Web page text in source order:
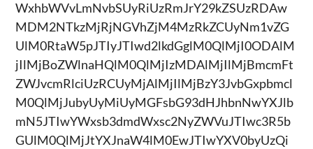
WxhbWVvLmNvbSUyRiUzRmJrY29kZSUzRDAw
MDM2NTkzMjRjNGVhZjM4MzRkZCUyNm1vZG
UlM0RtaW5pJTIyJTIwd2lkdGglM0QlMjI0ODAlM
jIlMjBoZWlnaHQlM0QlMjIzMDAlMjIlMjBmcmFt
ZWJvcmRlciUzRCUyMjAlMjIlMjBzY3JvbGxpbmcl
M0QlMjJubyUyMiUyMGFsbG93dHJhbnNwYXJlb
mN5JTIwYWxsb3dmdWxsc2NyZWVuJTIwc3R5b
GUlM0QlMjJtYXJnaW4lM0EwJTIwYXV0byUzQi